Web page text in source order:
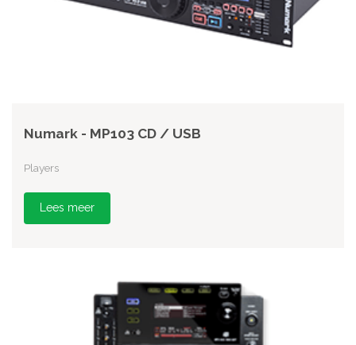
Numark - MP103 CD / USB
Players
Lees meer